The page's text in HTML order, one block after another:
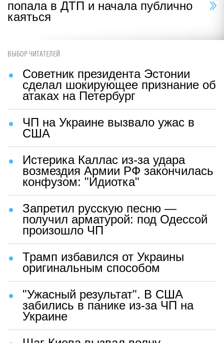
попала в ДТП и начала публично
каяться
ВЫБОР ЧИТАТЕЛЕЙ
Советник президента Эстонии
сделал шокирующее признание об
атаках на Петербург
ЧП на Украине вызвало ужас в
США
Истерика Каллас из-за удара
возмездия Армии РФ закончилась
конфузом: "Идиотка"
Запретил русскую песню —
получил арматурой: под Одессой
произошло ЧП
Трамп избавился от Украины
оригинальным способом
"Ужасный результат". В США
забились в панике из-за ЧП на
Украине